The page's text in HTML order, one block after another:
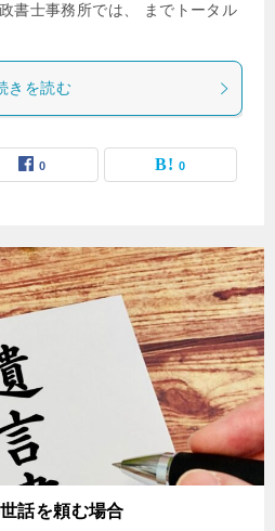
書士事務所では、 までトータル
きを読む
0 0
話を頼む場合